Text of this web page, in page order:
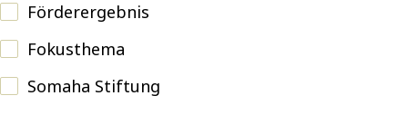
Fokusthema
Förderergebnis
Somaha Stiftung